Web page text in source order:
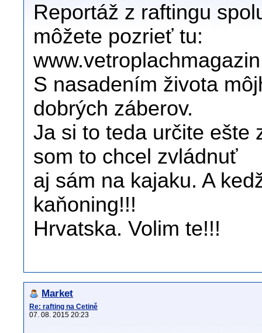
Reportáž z raftingu
môžete pozrieť tu:
S nasadením života
dobrých záberov.
Ja si to teda určite ešte
som to chcel zvládnuť
aj sám na kajaku. A
kaňoning!!!
Hrvatska. Volim te!!!
Market
Re: rafting na Cetině
07. 08. 2015 20:23